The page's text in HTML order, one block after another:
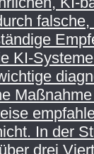
falsche,
KI-
In der
drei